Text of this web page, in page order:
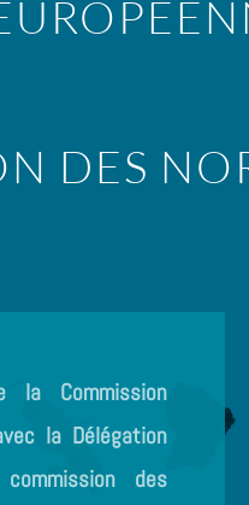
DES
la Commission
la Délégation
des